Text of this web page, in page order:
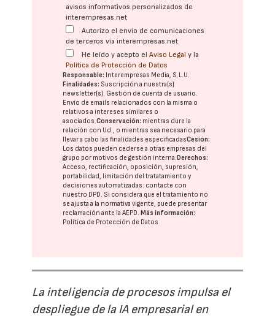
avisos informativos personalizados de
interempresas.net
Autorizo el envío de comunicaciones
de terceros vía interempresas.net
He leído y acepto elAviso Legal y la
Política de Protección de Datos
Responsable: Interempresas Media, S.L.U.
Finalidades: Suscripción a nuestra(s)
newsletter(s). Gestión de cuenta de usuario.
Envío de emails relacionados con la misma o
relativos a intereses similares o
asociados.Conservación: mientras dure la
relación con Ud., o mientras sea necesario para
llevar a cabo las finalidades especificadasCesión:
Los datos pueden cederse a otras empresas del
grupo por motivos de gestión interna.Derechos:
Acceso, rectificación, oposición, supresión,
portabilidad, limitación del tratatamiento y
decisiones automatizadas: contacte con
nuestro DPD . Si considera que el tratamiento no
se ajusta a la normativa vigente, puede presentar
reclamación ante laAEPD .Más información:
Política de Protección de Datos
La inteligencia de procesos impulsa el
despliegue de la IA empresarial en